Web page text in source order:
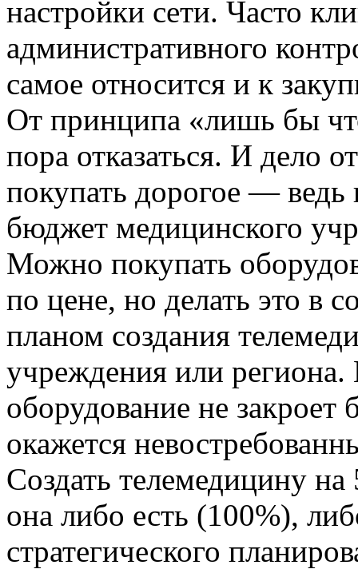
настройки сети. Часто
административного
самое относится и к
От принципа «лишь бы
пора отказаться. И дело
покупать дорогое —
бюджет медицинского
Можно покупать
по цене, но делать это в
планом создания
учреждения или региона.
оборудование не
окажется
Создать телемедицину
она либо есть (100%),
стратегического